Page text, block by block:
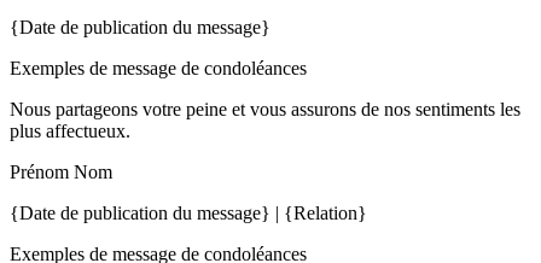
{Date de publication du message}
Exemples de message de condoléances
Nous partageons votre peine et vous assurons de nos sentiments les
plus affectueux.
Prénom Nom
{Date de publication du message} | {Relation}
Exemples de message de condoléances